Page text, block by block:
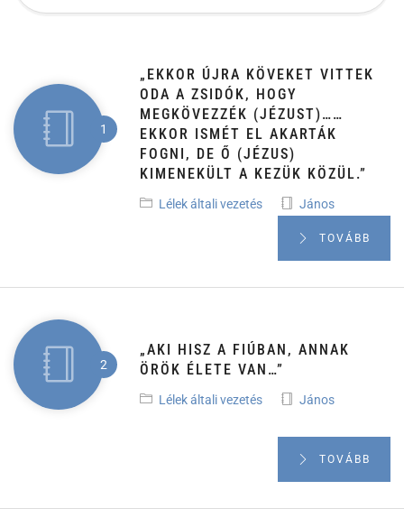
„EKKOR ÚJRA KÖVEKET VITTEK
ODA A ZSIDÓK, HOGY
MEGKÖVEZZÉK (JÉZUST)……
EKKOR ISMÉT EL AKARTÁK
FOGNI, DE Ő (JÉZUS)
KIMENEKÜLT A KEZÜK KÖZÜL.”
Lélek általi vezetés János
TOVÁBB
„AKI HISZ A FIÚBAN, ANNAK
ÖRÖK ÉLETE VAN…”
Lélek általi vezetés János
TOVÁBB